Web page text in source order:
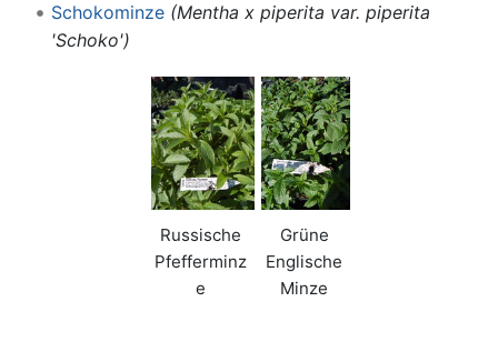
Schokominze (Mentha x piperita var. piperita
'Schoko')
Russische
Pfefferminz
e
Grüne
Englische
Minze